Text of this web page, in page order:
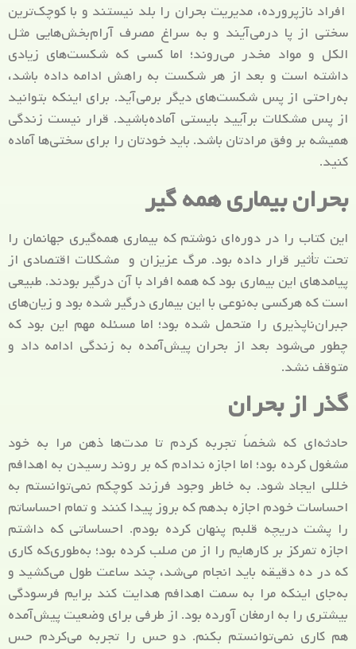
افراد نازپرورده، مدیریت بحران را بلد نیستند و با کوچک‌ترین
سختی از پا درمی‌آیند و به سراغ مصرف آرام‌بخش‌هایی مثل
الکل و مواد مخدر می‌روند؛ اما کسی که شکست‌های زیادی
داشته است و بعد از هر شکست به راهش ادامه داده باشد،
به‌راحتی از پس شکست‌های دیگر برمی‌آید. برای اینکه بتوانید
از پس مشکلات برآیید بایستی آماده‌باشید. قرار نیست زندگی
همیشه بر وفق مرادتان باشد. باید خودتان را برای سختی‌ها آماده
کنید.
بحران بیماری همه گیر
این کتاب را در دوره‌ای نوشتم که بیماری همه‌گیری جهانمان را
تحت تأثیر قرار داده بود. مرگ عزیزان و مشکلات اقتصادی از
پیامدهای این بیماری بود که همه افراد با آن درگیر بودند. طبیعی
است که هرکسی به‌نوعی با این بیماری درگیر شده بود و زیان‌های
جبران‌ناپذیری را متحمل شده بود؛ اما مسئله مهم این بود که
چطور می‌شود بعد از بحران پیش‌آمده به زندگی ادامه داد و
متوقف نشد.
گذر از بحران
حادثه‌ای که شخصاً تجربه کردم تا مدت‌ها ذهن مرا به خود
مشغول کرده بود؛ اما اجازه ندادم که بر روند رسیدن به اهدافم
خللی ایجاد شود. به خاطر وجود فرزند کوچکم نمی‌توانستم به
احساسات خودم اجازه بدهم که بروز پیدا کنند و تمام احساساتم
را پشت دریچه قلبم پنهان کرده بودم. احساساتی که داشتم
اجازه تمرکز بر کارهایم را از من صلب کرده بود؛ به‌طوری‌که کاری
که در ده دقیقه باید انجام می‌شد، چند ساعت طول می‌کشید و
به‌جای اینکه مرا به سمت اهدافم هدایت کند برایم فرسودگی
بیشتری را به ارمغان آورده بود. از طرفی برای وضعیت پیش‌آمده
هم کاری نمی‌توانستم بکنم. دو حس را تجربه می‌کردم حس